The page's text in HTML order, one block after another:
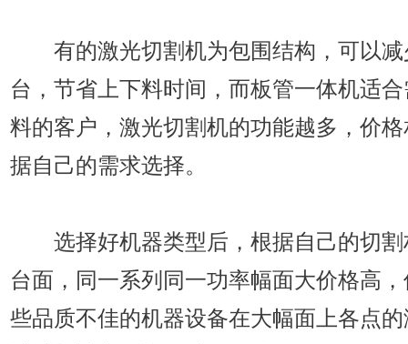
有的激光切割机为包围结构，可以减
台，节省上下料时间，而板管一体机适
料的客户，激光切割机的功能越多，价
据自己的需求选择。
选择好机器类型后，根据自己的切割
台面，同一系列同一功率幅面大价格高
些品质不佳的机器设备在大幅面上各点